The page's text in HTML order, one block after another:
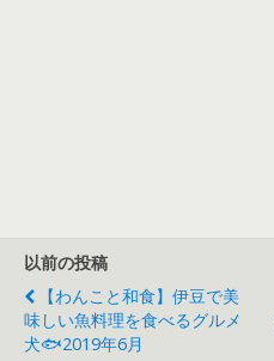
以前の投稿
【わんこと和食】伊豆で美
味しい魚料理を食べるグルメ
犬🐟2019年6月